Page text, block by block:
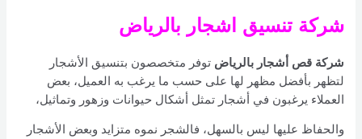
شركة تنسيق اشجار بالرياض
شركة قص أشجار بالرياض توفر متخصصون بتنسيق الأشجار
لتظهر بأفضل مظهر لها على حسب ما يرغب به العميل، بعض
العملاء يرغبون في أشجار تمثل أشكال حيوانات وزهور وتماثيل،
والحفاظ عليها ليس بالسهل، فالشجر نموه متزايد وبعض الأشجار